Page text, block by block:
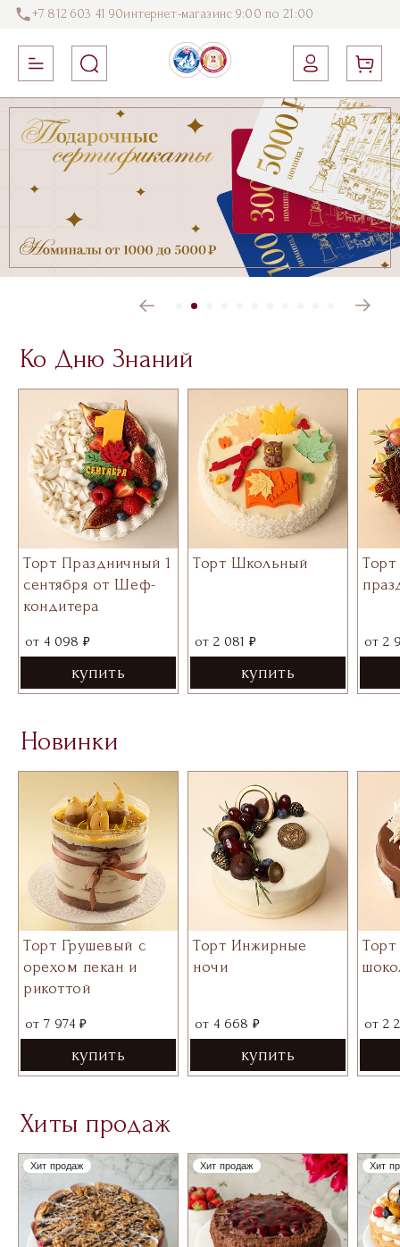
+7 812 603 41 90интернет-магазинс 9:00 по 21:00
Ко Дню Знаний
Торт Праздничный 1
сентября от Шеф-
кондитера
от 4 098 ₽
купить
Торт Школьный
от 2 081 ₽
купить
Торт
от 2
Новинки
Торт Грушевый с
орехом пекан и
рикоттой
от 7 974 ₽
купить
Торт Инжирные
ночи
от 4 668 ₽
купить
Торт
от 2
Хиты продаж
Хит продаж Хит продаж Хит